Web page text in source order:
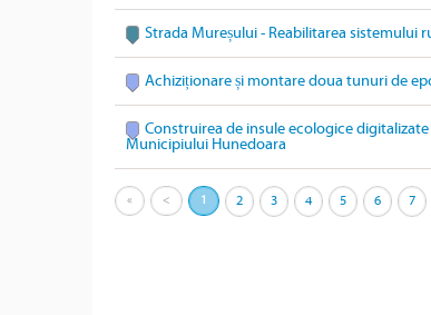
Strada Mureșului - Reabilitarea sistemului
Achiziționare și montare doua tunuri de
Construirea de insule ecologice
Municipiului Hunedoara
« < 1 2 3 4 5 6 7